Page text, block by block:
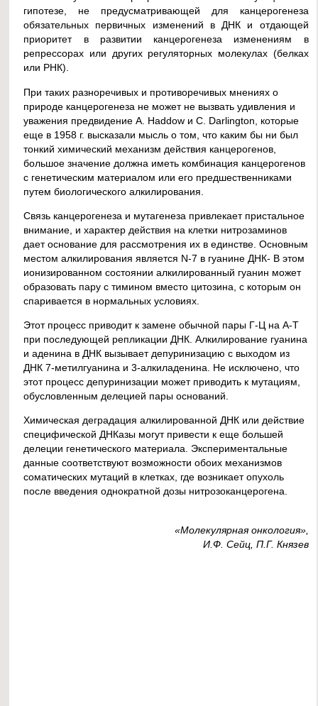
гипотезе, не предусматривающей для канцерогенеза
обязательных первичных изменений в ДНК и отдающей
приоритет в развитии канцерогенеза изменениям в
репрессорах или других регуляторных молекулах (белках
или РНК).
При таких разноречивых и противоречивых мнениях о
природе канцерогенеза не может не вызвать удивления и
уважения предвидение A. Haddow и С. Darlington, которые
еще в 1958 г. высказали мысль о том, что каким бы ни был
тонкий химический механизм действия канцерогенов,
большое значение должна иметь комбинация канцерогенов
с генетическим материалом или его предшественниками
путем биологического алкилирования.
Связь канцерогенеза и мутагенеза привлекает пристальное
внимание, и характер действия на клетки нитрозаминов
дает основание для рассмотрения их в единстве. Основным
местом алкилирования является N-7 в гуанине ДНК- В этом
ионизированном состоянии алкилированный гуанин может
образовать пару с тимином вместо цитозина, с которым он
спаривается в нормальных условиях.
Этот процесс приводит к замене обычной пары Г-Ц на А-Т
при последующей репликации ДНК. Алкилирование гуанина
и аденина в ДНК вызывает депуринизацию с выходом из
ДНК 7-метилгуанина и 3-алкиладенина. Не исключено, что
этот процесс депуринизации может приводить к мутациям,
обусловленным делецией пары оснований.
Химическая деградация алкилированной ДНК или действие
специфической ДНКазы могут привести к еще большей
делеции генетического материала. Экспериментальные
данные соответствуют возможности обоих механизмов
соматических мутаций в клетках, где возникает опухоль
после введения однократной дозы нитрозоканцерогена.
«Молекулярная онкология»,
И.Ф. Сейц, П.Г. Князев